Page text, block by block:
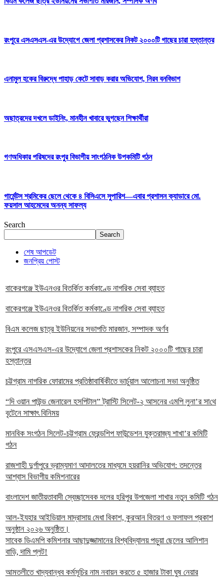
রংপুরে এসএসএস-এর উদ্যোগে জেলা প্রশাসকের নিকট ২০০০টি গাছের চারা হস্তান্তর
এনামুল হকের বিরুদ্ধে পাহাড় কেটে সাবাড় করার অভিযোগ, নিরব বনবিভাগ
অছাত্রদের দখলে ডাইনিং, মানহীন খাবারে ভুগছেন শিক্ষার্থীরা
গণঅধিকার পরিষদের রংপুর বিভাগীয় সাংগঠনিক উপকমিটি গঠন
গার্মেন্টস শ্রমিকের ছেলে থেকে ৪ বিসিএসে সুপারিশ—এবার প্রশাসন ক্যাডারে মো.
ফয়সাল আহমেদের অনন্য সাফল্য
Search
Search
শেষ আপডেট
জনপ্রিয় পোস্ট
বাকেরগঞ্জে ইউএনওর বিতর্কিত কর্মকাণ্ডে নাগরিক সেবা ব্যাহত
বাকেরগঞ্জে ইউএনওর বিতর্কিত কর্মকাণ্ডে নাগরিক সেবা ব্যাহত
বিএম কলেজ ছাত্র ইউনিয়নের সভাপতি মারজান, সম্পাদক অর্ণব
রংপুরে এসএসএস-এর উদ্যোগে জেলা প্রশাসকের নিকট ২০০০টি গাছের চারা
হস্তান্তর
চট্টগ্রাম নাগরিক ফোরামের প্রতিষ্ঠাবার্ষিকীতে ভার্চুয়াল আলোচনা সভা অনুষ্ঠিত
“দি ওয়ান পাউন্ড জেনারেল হসপিটাল” ট্রাস্টি সিলেট-২ আসনের এমপি লুনা’র সা‌থে
বৃটেনে সাক্ষাৎ বিনিময়
মানবিক সংগঠন সিলেট-চট্টগ্রাম ফ্রেন্ডশিপ ফাউন্ডেশন যুক্তরাজ্য শাখা’র কমিটি
গঠন
রাজশাহী দুর্গাপুরে ভ্রাম্যমাণ আদালতের মাধ্যমে হয়রানির অভিযোগ: তদন্তের
আশ্বাস বিভাগীয় কমিশনারের
বাংলাদেশ জাতীয়তাবাদী স্বেচ্ছাসেবক দলের হরিপুর উপজেলা শাখার নতুন কমিটি গঠন
আল-ইযহার আইডিয়াল মাদ্রাসায় মেধা বিকাশ, কুরআন বিতরণ ও ফলাফল প্রকাশ
অনুষ্ঠান ২০২৬ অনুষ্ঠিত।
সাবেক ডিএমপি কমিশনার আছাদুজ্জামানের বিশ্ববিদ্যালয় পড়ুয়া ছেলের আলিশান
বাড়ি, দামি প্লট!
আমতলীতে খাদ্যবান্ধব কর্মসূচির নাম নবায়ন করতে ৫ হাজার টাকা ঘুষ নেয়ার